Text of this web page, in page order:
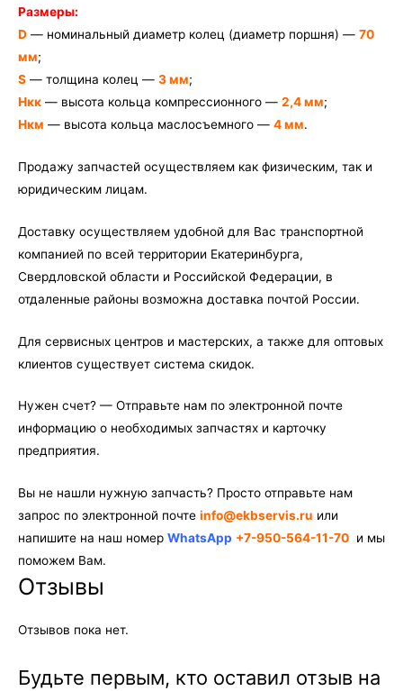
Размеры:
D — номинальный диаметр колец (диаметр поршня) — 70
мм;
S — толщина колец — 3 мм;
Hкк — высота кольца компрессионного — 2,4 мм;
Hкм — высота кольца маслосъемного — 4 мм.
Продажу запчастей осуществляем как физическим, так и
юридическим лицам.
Доставку осуществляем удобной для Вас транспортной
компанией по всей территории Екатеринбурга,
Свердловской области и Российской Федерации, в
отдаленные районы возможна доставка почтой России.
Для сервисных центров и мастерских, а также для оптовых
клиентов существует система скидок.
Нужен счет? — Отправьте нам по электронной почте
информацию о необходимых запчастях и карточку
предприятия.
Вы не нашли нужную запчасть? Просто отправьте нам
запрос по электронной почте info@ekbservis.ru или
напишите на наш номер WhatsApp +7-950-564-11-70 и мы
поможем Вам.
Отзывы
Отзывов пока нет.
Будьте первым, кто оставил отзыв на